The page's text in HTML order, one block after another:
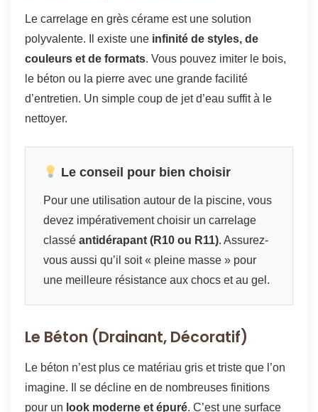
Le carrelage en grès cérame est une solution
polyvalente. Il existe une infinité de styles, de
couleurs et de formats. Vous pouvez imiter le bois,
le béton ou la pierre avec une grande facilité
d’entretien. Un simple coup de jet d’eau suffit à le
nettoyer.
Le conseil pour bien choisir
Pour une utilisation autour de la piscine, vous
devez impérativement choisir un carrelage
classé antidérapant (R10 ou R11). Assurez-
vous aussi qu’il soit « pleine masse » pour
une meilleure résistance aux chocs et au gel.
Le Béton (Drainant, Décoratif)
Le béton n’est plus ce matériau gris et triste que l’on
imagine. Il se décline en de nombreuses finitions
pour un look moderne et épuré. C’est une surface